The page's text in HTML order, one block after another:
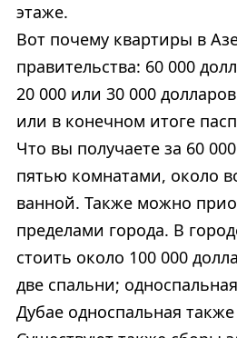
этаже.
Вот почему квартиры в
правительства: 60 000
20 000 или 30 000
или в конечном итоге
Что вы получаете за 60
пятью комнатами, около
ванной. Также можно
пределами города. В
стоить около 100 000
две спальни;
Дубае односпальная